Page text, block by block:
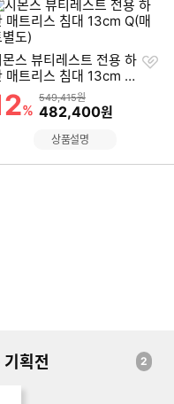
스 뷰티레스트 전용 하
매트리스 침대 13cm Q
트별도)
률
%
상품금액
549,415원
할인금액
482,400원
찜
상품설명
기획전 2